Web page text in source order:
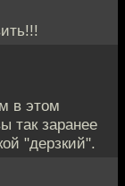
в этом
так заранее
"дерзкий".